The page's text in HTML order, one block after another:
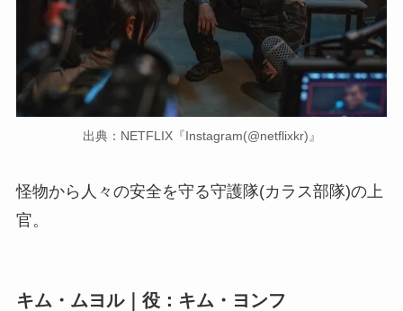
出典：NETFLIX『Instagram(@netflixkr)』
怪物から人々の安全を守る守護隊(カラス部隊)の上
官。
キム・ムヨル｜役：キム・ヨンフ